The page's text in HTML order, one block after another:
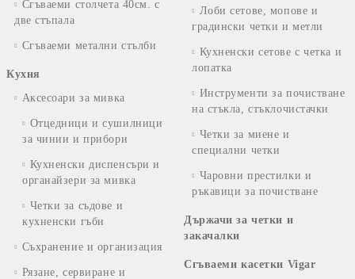
Сгъваеми столчета 40см. с
две стъпала
Сгъваеми метални стълби
Кухня
Аксесоари за мивка
Отцедници и сушилници
за чинии и прибори
Кухненски диспенсъри и
органайзери за мивка
Четки за съдове и
кухненски гъби
Съхранение и организация
Рязане, сервиране и
Лоби сетове, мопове и
градински четки и метли
Кухненски сетове с четка и
лопатка
Инструменти за почистване
на стъкла, стъклочистачки
Четки за миене и
специални четки
Чаровни престилки и
ръкавици за почистване
Държачи за четки и
закачалки
Сгъваеми касетки Vigar